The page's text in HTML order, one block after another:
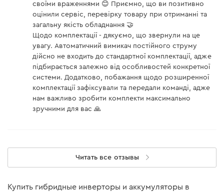
своїми враженнями 😊 Приємно, що ви позитивно
оцінили сервіс, перевірку товару при отриманні та
загальну якість обладнання 🤝
Щодо комплектації - дякуємо, що звернули на це
увагу. Автоматичний вимикач постійного струму
дійсно не входить до стандартної комплектації, адже
підбирається залежно від особливостей конкретної
системи. Додатково, побажання щодо розширенної
комплектації зафіксували та передали команді, адже
нам важливо зробити комплекти максимально
зручними для вас 🙏
Читать все отзывы
Купить гибридные инверторы и аккумуляторы в